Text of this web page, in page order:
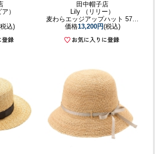
）
込)
田中帽子店
Lily （リリー）
麦わらエッジアップハット 57cm
価格13,200円(税込)